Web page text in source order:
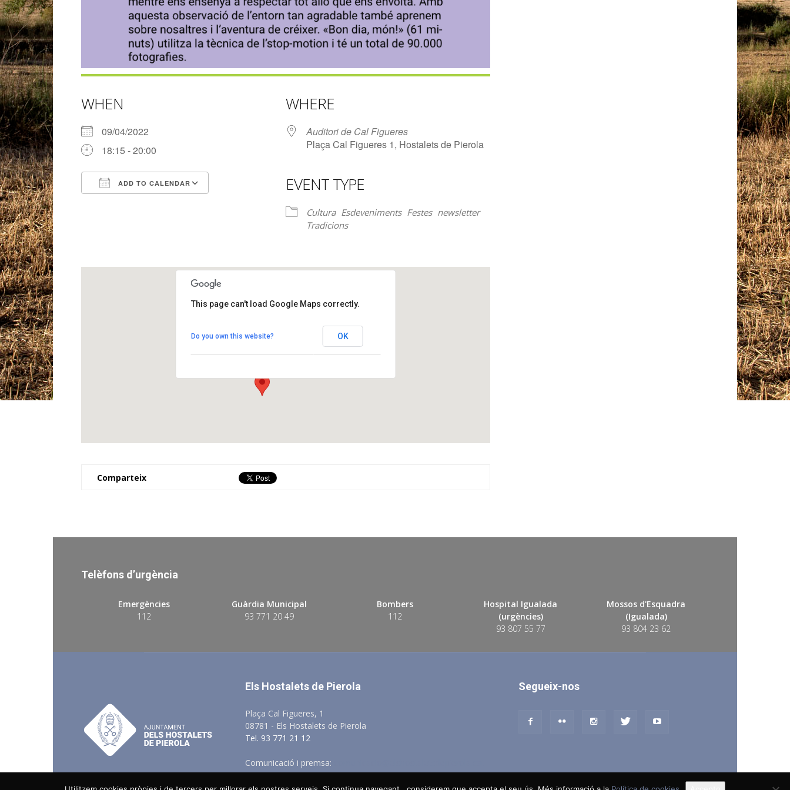
WHEN
09/04/2022
18:15 - 20:00
ADD TO CALENDAR
Google Calendar
WHERE
Auditori de Cal Figueres
Plaça Cal Figueres 1, Hostalets de Pierola
EVENT TYPE
Cultura Esdeveniments Festes newsletter
Tradicions
Plaça Cal Figueres 1 - Hostalets de Pierola
View Events
This page can't load Google Maps correctly.
Do you own this website? OK
Comparteix
Telèfons d’urgència
Emergències
112
Guàrdia Municipal
93 771 20 49
Bombers
112
Hospital Igualada
(urgències)
93 807 55 77
Mossos d'Esquadra
(Igualada)
93 804 23 62
Els Hostalets de Pierola
Plaça Cal Figueres, 1
08781 - Els Hostalets de Pierola
Tel. 93 771 21 12
Comunicació i premsa:
Segueix-nos